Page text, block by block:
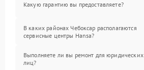
Какую гарантию вы предоставляете?
В каких районах Чебоксар располагаются
сервисные центры Hansa?
Выполняете ли вы ремонт для юридических
лиц?